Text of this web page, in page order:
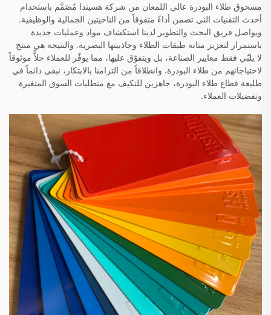
مسحوق طلاء البودرة عالي اللمعان من شركة هسيندا مُصَمَّم باستخدام
أحدث التقنيات التي تضمن أداءً متفوقاً من الناحيتين الجمالية والوظيفية.
ويواصل فريق البحث والتطوير لدينا استكشاف مواد وعمليات جديدة
باستمرار لتعزيز متانة طبقات الطلاء وجاذبيتها البصرية. والنتيجة هي منتج
لا يلبّي فقط معايير الصناعة، بل ويتفوّق عليها، مما يوفّر للعملاء حلاًّ موثوقاً
لاحتياجاتهم من طلاء البودرة. وانطلاقاً من التزامنا بالابتكار، نبقى دائماً في
طليعة قطاع طلاء البودرة، جاهزين للتكيف مع متطلبات السوق المتغيرة
وتفضيلات العملاء.